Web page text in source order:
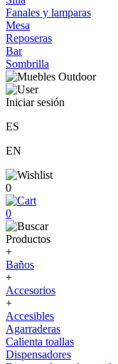
Fanales y lamparas
Mesa
Reposeras
Bar
Sombrilla
Iniciar sesión
ES
EN
0
0
Productos
+
Baños
+
Accesorios
+
Accesibles
Agarraderas
Calienta toallas
Dispensadores